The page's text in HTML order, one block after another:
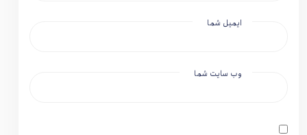
ایمیل شما
وب سایت شما